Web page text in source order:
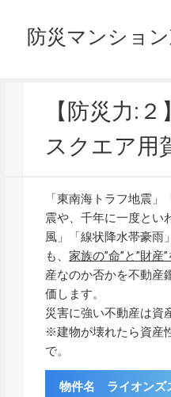
防災マンショ
【防災力:
スクエア用
「東南海トラフ地震
震や、千年に一度とい
風」「線状降水帯豪雨
も、家族の”命”と”財産
産なのか否かを不動産
価します。
災害に強い不動産は資
※建物が壊れたら資産
で。
物件名 ライオンズ